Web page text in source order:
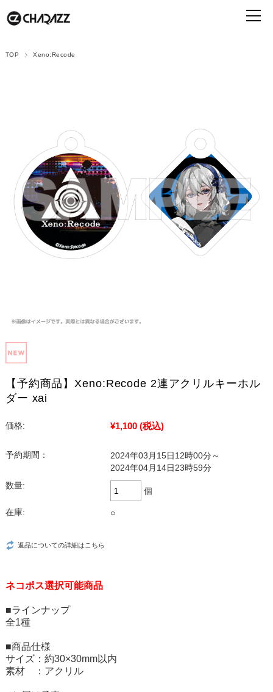
TOP Xeno:Recode
【予約商品】Xeno:Recode 2連アクリルキーホル
ダー xai
価格: ¥1,100 (税込)
予約期間：
2024年03月15日12時00分～
2024年04月14日23時59分
数量:
個
在庫: ○
返品についての詳細はこちら
ネコポス選択可能商品
■ラインナップ
全1種
■商品仕様
サイズ：約30×30mm以内
素材 ：アクリル